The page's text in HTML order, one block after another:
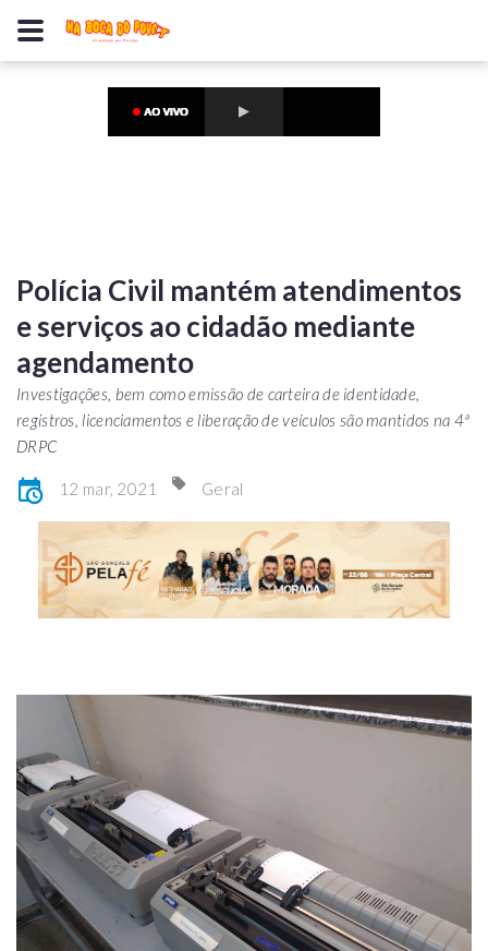
Polícia Civil mantém atendimentos
e serviços ao cidadão mediante
agendamento
Investigações, bem como emissão de carteira de identidade,
registros, licenciamentos e liberação de veículos são mantidos na 4ª
DRPC
12 mar, 2021 Geral